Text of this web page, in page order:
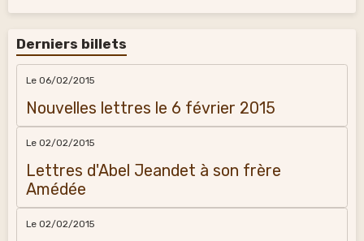
Derniers billets
Le 06/02/2015
Nouvelles lettres le 6 février 2015
Le 02/02/2015
Lettres d'Abel Jeandet à son frère
Amédée
Le 02/02/2015